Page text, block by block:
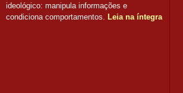
ideológico: manipula informações e
condiciona comportamentos. Leia na íntegra